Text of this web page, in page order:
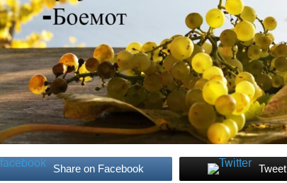
Share on Facebook Tweet